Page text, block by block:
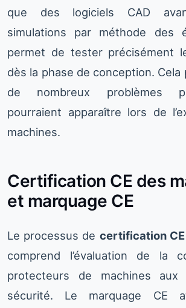
que des logiciels CAD
simulations par méthode des
permet de tester précisément
dès la phase de conception. Cela
de nombreux problèmes
pourraient apparaître lors de
machines.
Certification CE des
et marquage CE
Le processus de certification
comprend l’évaluation de la
protecteurs de machines aux
sécurité. Le marquage CE